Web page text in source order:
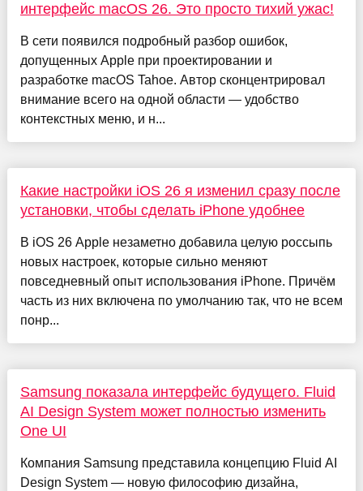
интерфейс macOS 26. Это просто тихий ужас!
В сети появился подробный разбор ошибок,
допущенных Apple при проектировании и
разработке macOS Tahoe. Автор сконцентрировал
внимание всего на одной области — удобство
контекстных меню, и н...
Какие настройки iOS 26 я изменил сразу после
установки, чтобы сделать iPhone удобнее
В iOS 26 Apple незаметно добавила целую россыпь
новых настроек, которые сильно меняют
повседневный опыт использования iPhone. Причём
часть из них включена по умолчанию так, что не всем
понр...
Samsung показала интерфейс будущего. Fluid
AI Design System может полностью изменить
One UI
Компания Samsung представила концепцию Fluid AI
Design System — новую философию дизайна,